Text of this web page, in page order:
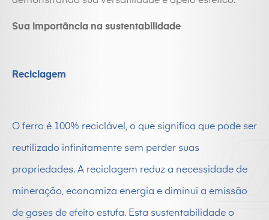
Sua importância na sustentabilidade
Reciclagem
O ferro é 100% reciclável, o que significa que pode ser
reutilizado infinitamente sem perder suas
propriedades. A reciclagem reduz a necessidade de
mineração, economiza energia e diminui a emissão
de gases de efeito estufa. Esta sustentabilidade o